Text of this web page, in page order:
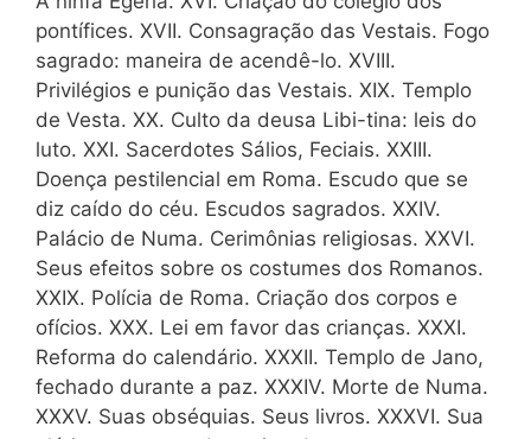
pontífices. XVII. Consagração das Vestais. Fogo
sagrado: maneira de acendê-lo. XVIII.
Privilégios e punição das Vestais. XIX. Templo
de Vesta. XX. Culto da deusa Libi-tina: leis do
luto. XXI. Sacerdotes Sálios, Feciais. XXIII.
Doença pestilencial em Roma. Escudo que se
diz caído do céu. Escudos sagrados. XXIV.
Palácio de Numa. Cerimônias religiosas. XXVI.
Seus efeitos sobre os costumes dos Romanos.
XXIX. Polícia de Roma. Criação dos corpos e
ofícios. XXX. Lei em favor das crianças. XXXI.
Reforma do calendário. XXXII. Templo de Jano,
fechado durante a paz. XXXIV. Morte de Numa.
XXXV. Suas obséquias. Seus livros. XXXVI. Sua